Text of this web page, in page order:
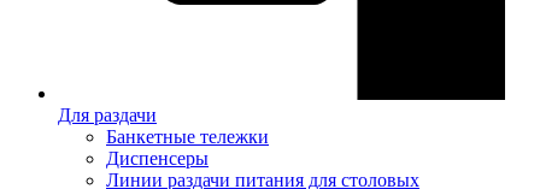
Для раздачи
Банкетные тележки
Диспенсеры
Линии раздачи питания для столовых